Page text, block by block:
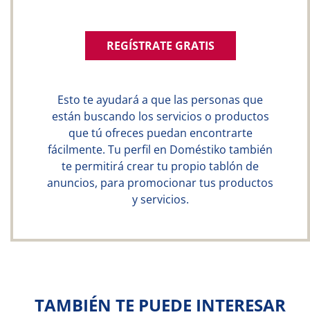
REGÍSTRATE GRATIS
Esto te ayudará a que las personas que
están buscando los servicios o productos
que tú ofreces puedan encontrarte
fácilmente. Tu perfil en Doméstiko también
te permitirá crear tu propio tablón de
anuncios, para promocionar tus productos
y servicios.
TAMBIÉN TE PUEDE INTERESAR